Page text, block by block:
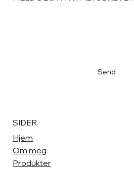
Send
SIDER
Hjem
Om meg
Produkter